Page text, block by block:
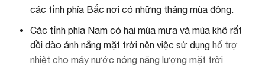
các tỉnh phía Bắc nơi có những tháng mùa đông.
Các tỉnh phía Nam có hai mùa mưa và mùa khô rất
dồi dào ánh nắng mặt trời nên việc sử dụng hổ trợ
nhiệt cho máy nước nóng năng lượng mặt trời